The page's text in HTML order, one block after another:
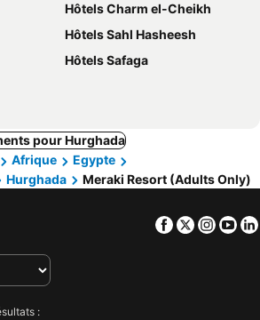
Hôtels Charm el-Cheikh
Hôtels Sahl Hasheesh
Hôtels Safaga
pour Hurghada
Afrique
Egypte
Hurghada Meraki Resort (Adults Only)
Facebook
Twitter
: